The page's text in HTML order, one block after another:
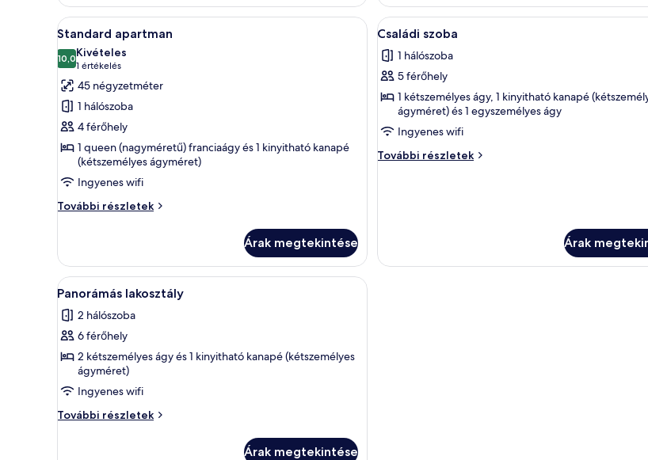
A
következő
szoba
összes
képének
megtekintése:
Standard
apartman
Egy szállodai szoba, amelyben található egy ágy, egy íróasztal, egy szék, a falra szerelt
50
Standard apartman
10,010-ből 10,0
Kivételes
1 értékelés
(1
értékelés)
45 négyzetméter
1 hálószoba
4 férőhely
1 queen (nagyméretű) franciaágy és 1 kinyitható kanapé
(kétszemélyes ágyméret)
Ingyenes wifi
További részletek
Standard
Árak megtekintése
A
következő
szoba
összes
képének
megtekintése:
Családi
szoba
Egy modern konyha
2
Családi szoba
1 hálószoba
5 férőhely
1 kétszemélyes ágy, 1 kinyitható kanapé
ágyméret) és 1 egyszemélyes ágy
Ingyenes wifi
További részletek
Családi
Árak
A
következő
szoba
összes
képének
megtekintése:
Panorámás
lakosztály
Egy tetőterasz, ahonnan nyílt kilátás nyílik a városra, terrakotta színű cserépkővel és
5
Panorámás lakosztály
2 hálószoba
6 férőhely
2 kétszemélyes ágy és 1 kinyitható kanapé (kétszemélyes
ágyméret)
Ingyenes wifi
További részletek
Panorámás
Árak megtekintése